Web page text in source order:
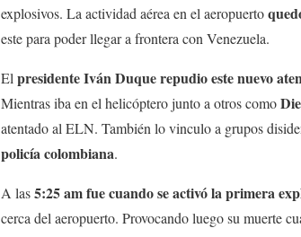
explosivos. La actividad aérea en el aeropuerto
este para poder llegar a frontera con Venezuela.
Elpresidente Iván Duque repudio este nuevo
Mientras iba en el helicóptero junto a otros como
atentado al ELN. También lo vinculo a grupos
policía colombiana.
A las5:25 am fue cuando se activó la primera
cerca del aeropuerto. Provocando luego su muerte